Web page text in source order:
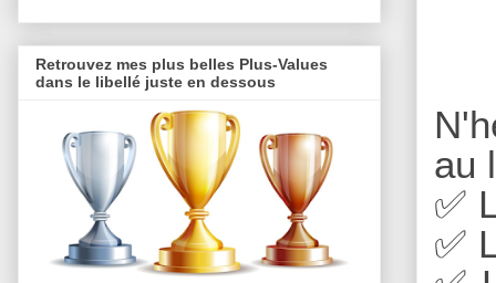
au
✅
✅
Retrouvez mes plus belles Plus-Values
dans le libellé juste en dessous